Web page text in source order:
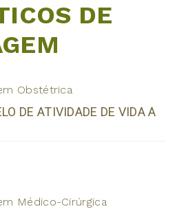
DE
Obstétrica
DE ATIVIDADE DE VIDA A
Médico-Cirúrgica